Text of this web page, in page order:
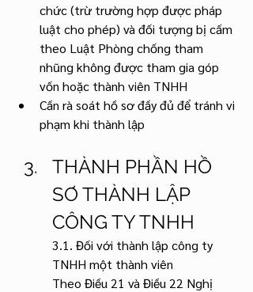
chức (trừ trường hợp được pháp
luật cho phép) và đối tượng bị cấm
theo Luật Phòng chống tham
nhũng không được tham gia góp
vốn hoặc thành viên TNHH
Cần rà soát hồ sơ đầy đủ để tránh vi
phạm khi thành lập
THÀNH PHẦN HỒ
SƠ THÀNH LẬP
CÔNG TY TNHH
3.1. Đối với thành lập công ty
TNHH một thành viên
Theo Điều 21 và Điều 22 Nghị